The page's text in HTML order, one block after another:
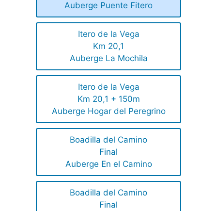
Auberge Puente Fitero
Itero de la Vega
Km 20,1
Auberge La Mochila
Itero de la Vega
Km 20,1 + 150m
Auberge Hogar del Peregrino
Boadilla del Camino
Final
Auberge En el Camino
Boadilla del Camino
Final